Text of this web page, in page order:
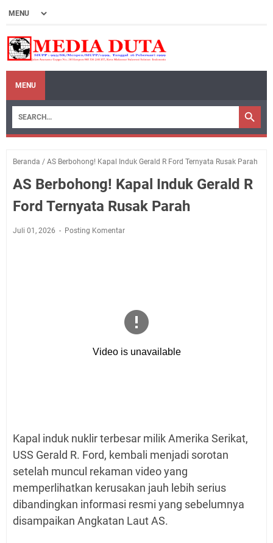
MENU
Beranda / AS Berbohong! Kapal Induk Gerald R Ford Ternyata Rusak Parah
AS Berbohong! Kapal Induk Gerald R
Ford Ternyata Rusak Parah
Juli 01, 2026 Posting Komentar
Kapal induk nuklir terbesar milik Amerika Serikat,
USS Gerald R. Ford, kembali menjadi sorotan
setelah muncul rekaman video yang
memperlihatkan kerusakan jauh lebih serius
dibandingkan informasi resmi yang sebelumnya
disampaikan Angkatan Laut AS.